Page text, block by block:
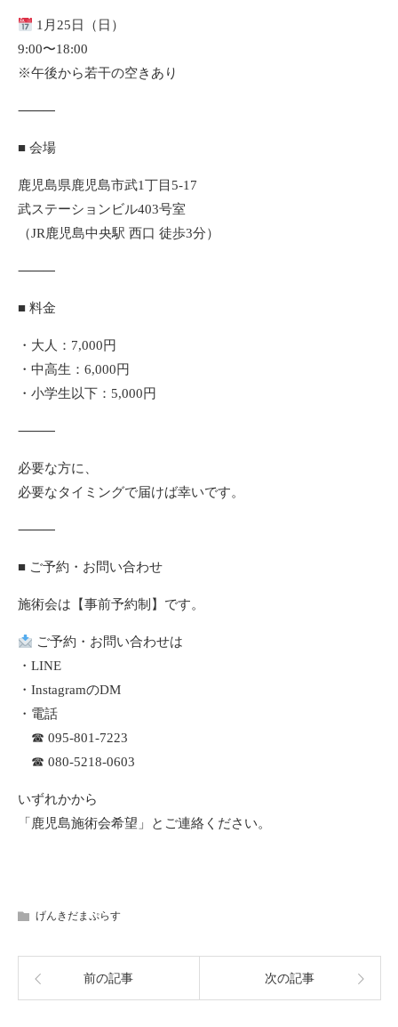
1月25日（日）
9:00〜18:00
※午後から若干の空きあり
⸻
■ 会場
鹿児島県鹿児島市武1丁目5-17
武ステーションビル403号室
（JR鹿児島中央駅 西口 徒歩3分）
⸻
■ 料金
・大人：7,000円
・中高生：6,000円
・小学生以下：5,000円
⸻
必要な方に、
必要なタイミングで届けば幸いです。
⸻
■ ご予約・お問い合わせ
施術会は【事前予約制】です。
ご予約・お問い合わせは
・LINE
・InstagramのDM
・電話
☎ 095-801-7223
☎ 080-5218-0603
いずれかから
「鹿児島施術会希望」とご連絡ください。
げんきだまぷらす
前の記事 次の記事